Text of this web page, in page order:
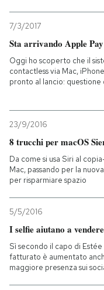
7/3/2017
Sta arrivando Apple
Oggi ho scoperto che il
contactless via Mac,
pronto al lancio: questione
23/9/2016
8 trucchi per macOS
Da come si usa Siri al
Mac, passando per la
per risparmiare spazio
5/5/2016
I selfie aiutano a
Sì secondo il capo di Estée
fatturato è aumentato
maggiore presenza sui